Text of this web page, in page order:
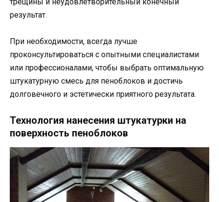
результат.
При необходимости, всегда лучше
проконсультироваться с опытными специалистами
или профессионалами, чтобы выбрать оптимальную
штукатурную смесь для пеноблоков и достичь
долговечного и эстетически приятного результата.
Технология нанесения штукатурки на
поверхность пеноблоков